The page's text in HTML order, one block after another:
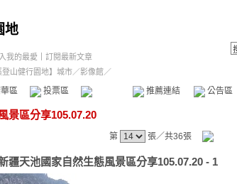
地
我的最愛
訂閱最新文章
登山健行園地】城市／影像館／
區 投票區 影像館 推薦連結 公告區
景區分享105.07.20
第
張／共36張
疆天池國家自然生態風景區分享105.07.20 - 1